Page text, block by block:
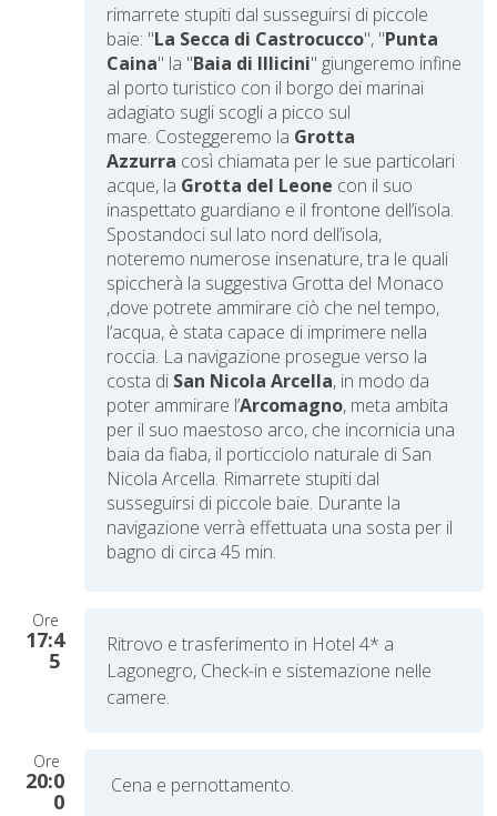
rimarrete stupiti dal susseguirsi di piccole
baie: "La Secca di Castrocucco", "Punta
Caina" la "Baia di Illicini" giungeremo infine
al porto turistico con il borgo dei marinai
adagiato sugli scogli a picco sul
mare. Costeggeremo la Grotta
Azzurra così chiamata per le sue particolari
acque, la Grotta del Leone con il suo
inaspettato guardiano e il frontone dell’isola.
Spostandoci sul lato nord dell’isola,
noteremo numerose insenature, tra le quali
spiccherà la suggestiva Grotta del Monaco
,dove potrete ammirare ciò che nel tempo,
l’acqua, è stata capace di imprimere nella
roccia. La navigazione prosegue verso la
costa di San Nicola Arcella, in modo da
poter ammirare l’Arcomagno, meta ambita
per il suo maestoso arco, che incornicia una
baia da fiaba, il porticciolo naturale di San
Nicola Arcella. Rimarrete stupiti dal
susseguirsi di piccole baie. Durante la
navigazione verrà effettuata una sosta per il
bagno di circa 45 min.
Ore
17:4
5
Ritrovo e trasferimento in Hotel 4* a
Lagonegro, Check-in e sistemazione nelle
camere.
Ore
20:0
0
Cena e pernottamento.